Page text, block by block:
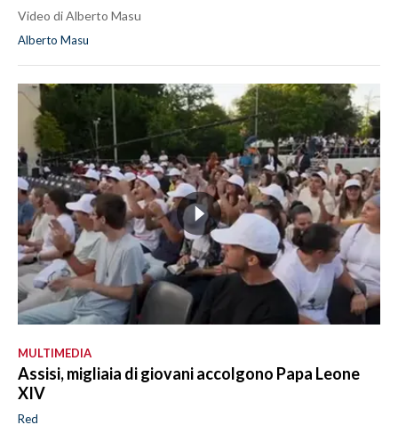
Video di Alberto Masu
Alberto Masu
MULTIMEDIA
Assisi, migliaia di giovani accolgono Papa Leone
XIV
Red